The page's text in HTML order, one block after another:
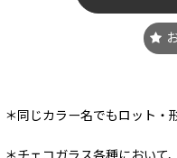
＊同じカラー名でもロット・
＊チェコガラス各種において